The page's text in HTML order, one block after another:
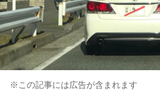
※この記事には広告が含まれます